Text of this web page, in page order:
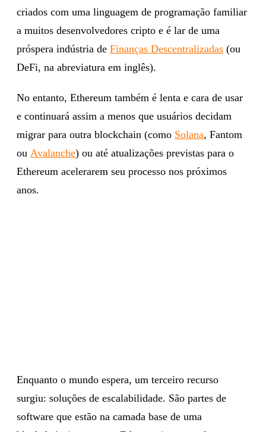
criados com uma linguagem de programação familiar
a muitos desenvolvedores cripto e é lar de uma
próspera indústria de Finanças Descentralizadas (ou
DeFi, na abreviatura em inglês).
No entanto, Ethereum também é lenta e cara de usar
e continuará assim a menos que usuários decidam
migrar para outra blockchain (como Solana, Fantom
ou Avalanche) ou até atualizações previstas para o
Ethereum acelerarem seu processo nos próximos
anos.
Enquanto o mundo espera, um terceiro recurso
surgiu: soluções de escalabilidade. São partes de
software que estão na camada base de uma